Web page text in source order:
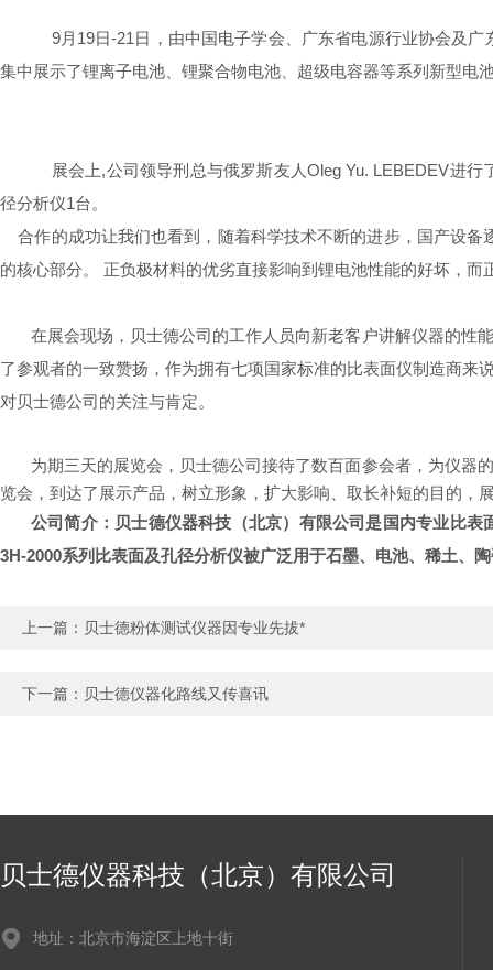
9月19日-21日，由中国电子学会、广东省电源行业协会及
集中展示了锂离子电池、锂聚合物电池、超级电容器等系列新型电
展会上,公司领导刑总与俄罗斯友人Oleg Yu. LEBEDEV进
径分析仪1台。
合作的成功让我们也看到，随着科学技术不断的进步，国产设
的核心部分。 正负极材料的优劣直接影响到锂电池性能的好坏，
在展会现场，贝士德公司的工作人员向新老客户讲解仪器的性
了参观者的一致赞扬，作为拥有七项国家标准的比表面仪制造商
对贝士德公司的关注与肯定。
为期三天的展览会，贝士德公司接待了数百面参会者，为仪器
览会，到达了展示产品，树立形象，扩大影响、取长补短的目的，
公司简介：贝士德仪器科技（北京）有限公司是国内专业比
3H-2000系列比表面及孔径分析仪被广泛用于石墨、电池、稀土、
上一篇： 贝士德粉体测试仪器因专业先拔*
下一篇： 贝士德仪器化路线又传喜讯
贝士德仪器科技（北京）有限公司
地址：北京市海淀区上地十街